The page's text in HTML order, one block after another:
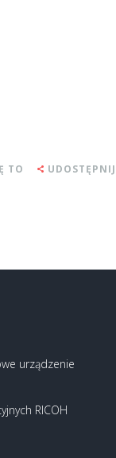
TO UDOSTĘPNIJ
urządzenie
RICOH